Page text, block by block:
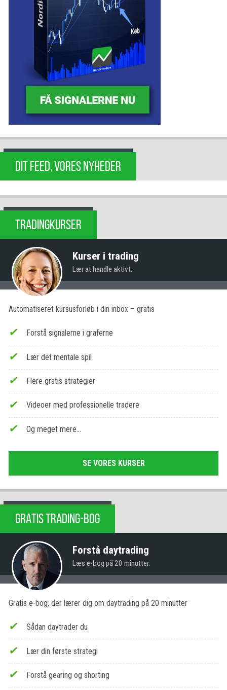
DIT FEED, VORES NYHEDER
TRADINGKURSER
Kurser i trading
Lær at handle aktivt.
Automatiseret kursusforløb i din inbox – gratis
Forstå signalerne i graferne
Lær det mentale spil
Flere gratis strategier
Videoer med professionelle tradere
Og meget mere…
SE VORES KURSER
GRATIS TRADING-BOG
Forstå daytrading
Læs e-bog på 20 minutter.
Gratis e-bog, der lærer dig om daytrading på 20 minutter
Sådan daytrader du
Lær din første strategi
Forstå gearing og shorting